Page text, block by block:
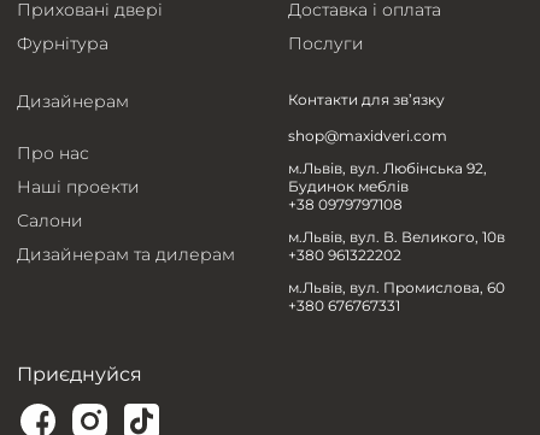
Приховані двері
Фурнітура
Доставка і оплата
Послуги
Дизайнерам
Про нас
Наші проекти
Салони
Дизайнерам та дилерам
Контакти для зв’язку
shop@maxidveri.com
м.Львів, вул. Любінська 92,
Будинок меблів
+38 0979797108
м.Львів, вул. В. Великого, 10в
+380 961322202
м.Львів, вул. Промислова, 60
+380 676767331
Приєднуйся